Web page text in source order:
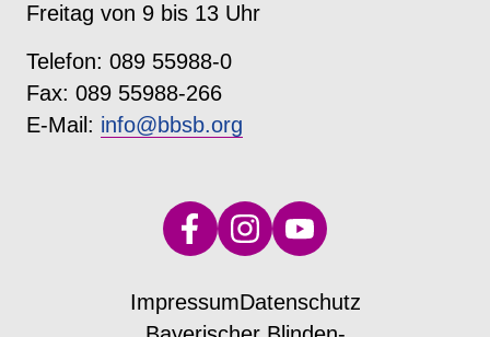
Freitag von 9 bis 13 Uhr
Telefon: 089 55988-0
Fax: 089 55988-266
E-Mail: info@bbsb.org
ImpressumDatenschutz